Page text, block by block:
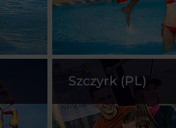
Szczyrk (PL)